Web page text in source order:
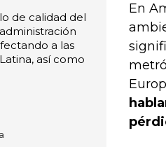
de calidad del
a las
así como
En